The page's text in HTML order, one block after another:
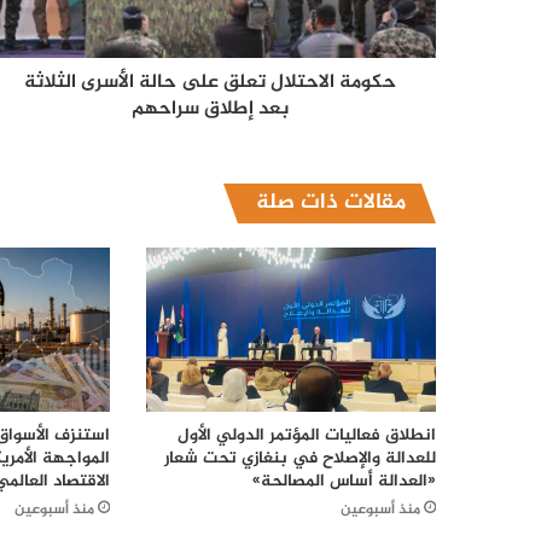
حكومة الاحتلال تعلق على حالة الأسرى الثلاثة
بعد إطلاق سراحهم
مقالات ذات صلة
انطلاق فعاليات المؤتمر الدولي الأول
للعدالة والإصلاح في بنغازي تحت شعار
«العدالة أساس المصالحة»
منذ أسبوعين
استنزف
المواجهة
الاقتصاد
منذ أسبوعين